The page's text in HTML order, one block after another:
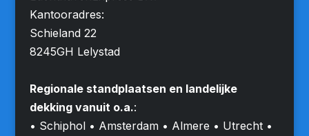
Kantooradres:
Schieland 22
8245GH Lelystad
Regionale standplaatsen en landelijke
dekking vanuit o.a.:
• Schiphol • Amsterdam • Almere • Utrecht •